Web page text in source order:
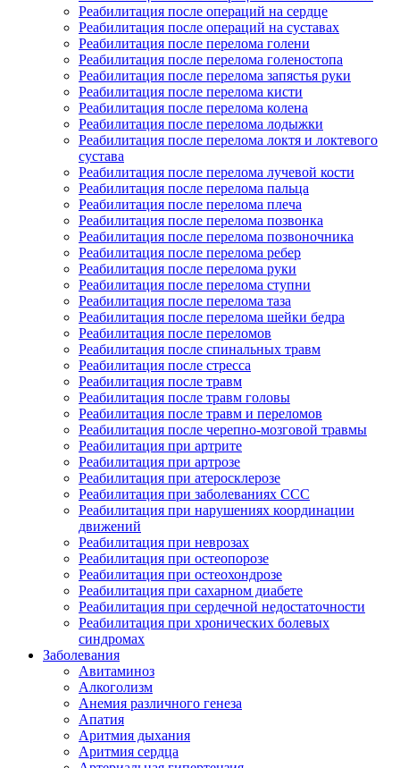
Реабилитация после операций на сердце
Реабилитация после операций на суставах
Реабилитация после перелома голени
Реабилитация после перелома голеностопа
Реабилитация после перелома запястья руки
Реабилитация после перелома кисти
Реабилитация после перелома колена
Реабилитация после перелома лодыжки
Реабилитация после перелома локтя и локтевого
сустава
Реабилитация после перелома лучевой кости
Реабилитация после перелома пальца
Реабилитация после перелома плеча
Реабилитация после перелома позвонка
Реабилитация после перелома позвоночника
Реабилитация после перелома ребер
Реабилитация после перелома руки
Реабилитация после перелома ступни
Реабилитация после перелома таза
Реабилитация после перелома шейки бедра
Реабилитация после переломов
Реабилитация после спинальных травм
Реабилитация после стресса
Реабилитация после травм
Реабилитация после травм головы
Реабилитация после травм и переломов
Реабилитация после черепно-мозговой травмы
Реабилитация при артрите
Реабилитация при артрозе
Реабилитация при атеросклерозе
Реабилитация при заболеваниях ССС
Реабилитация при нарушениях координации
движений
Реабилитация при неврозах
Реабилитация при остеопорозе
Реабилитация при остеохондрозе
Реабилитация при сахарном диабете
Реабилитация при сердечной недостаточности
Реабилитация при хронических болевых
синдромах
Заболевания
Авитаминоз
Алкоголизм
Анемия различного генеза
Апатия
Аритмия дыхания
Аритмия сердца